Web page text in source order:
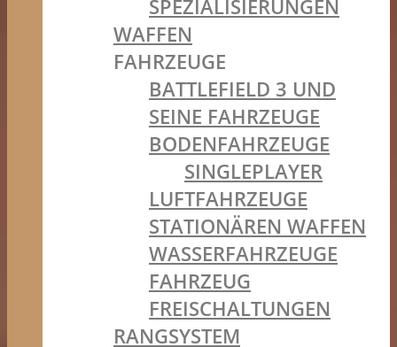
SPEZIALISIERUNGEN
WAFFEN
FAHRZEUGE
BATTLEFIELD 3 UND
SEINE FAHRZEUGE
BODENFAHRZEUGE
SINGLEPLAYER
LUFTFAHRZEUGE
STATIONÄREN WAFFEN
WASSERFAHRZEUGE
FAHRZEUG
FREISCHALTUNGEN
RANGSYSTEM